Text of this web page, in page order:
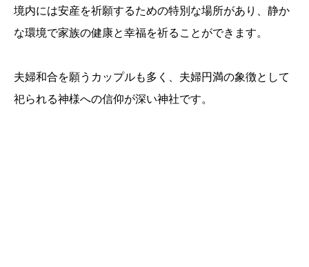
境内には安産を祈願するための特別な場所があり、静か
な環境で家族の健康と幸福を祈ることができます。
夫婦和合を願うカップルも多く、夫婦円満の象徴として
祀られる神様への信仰が深い神社です。